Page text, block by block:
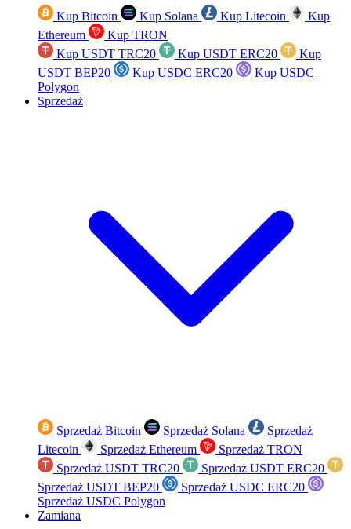
Kup Bitcoin Kup Solana Kup Litecoin
Kup
Ethereum
Kup TRON
Kup USDT TRC20
Kup USDT ERC20
Kup
USDT BEP20
Kup USDC ERC20
Kup USDC
Polygon
Sprzedaż
Sprzedaż Bitcoin Sprzedaż Solana
Sprzedaż
Litecoin
Sprzedaż Ethereum
Sprzedaż TRON
Sprzedaż USDT TRC20
Sprzedaż USDT ERC20
Sprzedaż USDT BEP20
Sprzedaż USDC ERC20
Sprzedaż USDC Polygon
Zamiana